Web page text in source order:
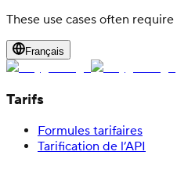
These use cases often
Français
Tarifs
Formules tarifaires
Tarification de l’API